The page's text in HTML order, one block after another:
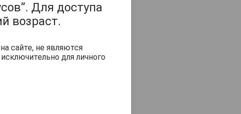
Для доступа
возраст.
сайте, не являются
для личного